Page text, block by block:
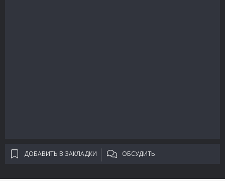
ДОБАВИТЬ В ЗАКЛАДКИ ОБСУДИТЬ